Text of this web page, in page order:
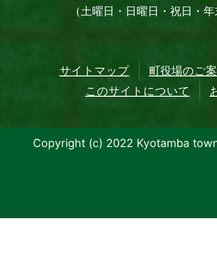
（土曜日・日曜日・祝日・
サイトマップ
町役場のご
このサイトについて
Copyright (c) 2022 Kyotamba